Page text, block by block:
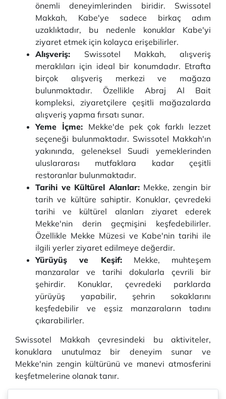
önemli deneyimlerinden biridir. Swissotel
Makkah, Kabe'ye sadece birkaç adım
uzaklıktadır, bu nedenle konuklar Kabe'yi
ziyaret etmek için kolayca erişebilirler.
Alışveriş: Swissotel Makkah, alışveriş
meraklıları için ideal bir konumdadır. Etrafta
birçok alışveriş merkezi ve mağaza
bulunmaktadır. Özellikle Abraj Al Bait
kompleksi, ziyaretçilere çeşitli mağazalarda
alışveriş yapma fırsatı sunar.
Yeme İçme: Mekke'de pek çok farklı lezzet
seçeneği bulunmaktadır. Swissotel Makkah'ın
yakınında, geleneksel Suudi yemeklerinden
uluslararası mutfaklara kadar çeşitli
restoranlar bulunmaktadır.
Tarihi ve Kültürel Alanlar: Mekke, zengin bir
tarih ve kültüre sahiptir. Konuklar, çevredeki
tarihi ve kültürel alanları ziyaret ederek
Mekke'nin derin geçmişini keşfedebilirler.
Özellikle Mekke Müzesi ve Kabe'nin tarihi ile
ilgili yerler ziyaret edilmeye değerdir.
Yürüyüş ve Keşif:Mekke, muhteşem
manzaralar ve tarihi dokularla çevrili bir
şehirdir. Konuklar, çevredeki parklarda
yürüyüş yapabilir, şehrin sokaklarını
keşfedebilir ve eşsiz manzaraların tadını
çıkarabilirler.
Swissotel Makkah çevresindeki bu aktiviteler,
konuklara unutulmaz bir deneyim sunar ve
Mekke'nin zengin kültürünü ve manevi atmosferini
keşfetmelerine olanak tanır.